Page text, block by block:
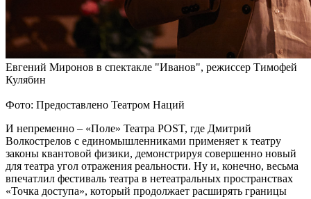
Евгений Миронов в спектакле "Иванов", режиссер Тимофей
Кулябин
Фото: Предоставлено Театром Наций
И непременно – «Поле» Театра POST, где Дмитрий
Волкострелов с единомышленниками применяет к театру
законы квантовой физики, демонстрируя совершенно новый
для театра угол отражения реальности. Ну и, конечно, весьма
впечатлил фестиваль театра в нетеатральных пространствах
«Точка доступа», который продолжает расширять границы